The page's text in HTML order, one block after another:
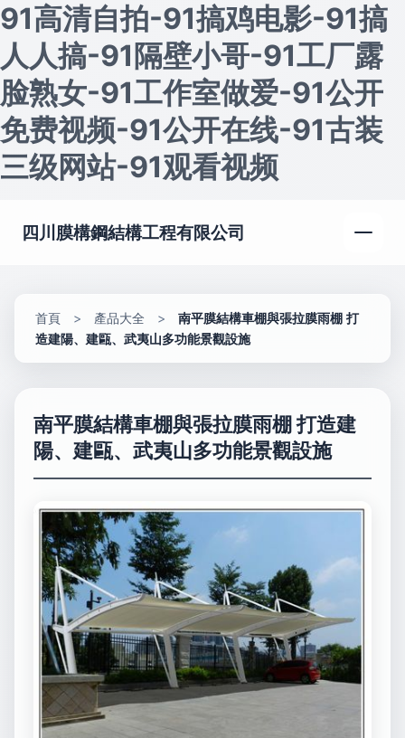
91高清自拍-91搞鸡电影-91搞
人人搞-91隔壁小哥-91工厂露
脸熟女-91工作室做爱-91公开
免费视频-91公开在线-91古装
三级网站-91观看视频
四川膜構鋼結構工程有限公司
首頁 > 產品大全 >
南平膜結構車棚與張拉膜雨棚 打
造建陽、建甌、武夷山多功能景觀設施
南平膜結構車棚與張拉膜雨棚 打造建
陽、建甌、武夷山多功能景觀設施